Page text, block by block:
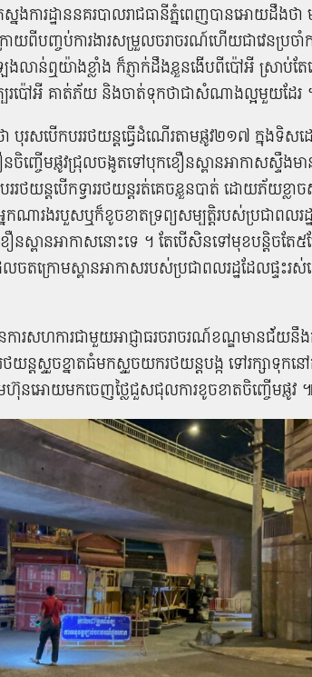
ស្នងការដ្ឋាន​នគរបាល​រាជធានី​ភ្នំពេញ​បានអោយ​ដឹង​ថ
យ​ពី​បញ្ចប់​ការងារ​សម្រួល​ចរាចរណ៍​ហើយ​ជា​វេន​ប្រចាំ
ន់ឮយ៉ាង​ខ្លាំង​ ក៏​ភ្ញាក់​ដឹងខ្លួន​ងើប​ពី​ប៉ៅ​អី​ ស្រាប់ត
រ​ប៉ៅ​អី​ គាត់​ភ័យ និងចាត់ទុកថា​ជា​សំណាងល្អមួយ​​ដែរ
បុរស​បើកបរ​រថយន្ត​ធ្វើ​ដំណើរ​តាម​ផ្លូវ​២១៧ ​ក្នុង​ទិស​
ចិញ្ចើម​ផ្លូវ​ជ្រុល​ចង្កូត​ទៅ​បុក​ខឿន​ស្ពាន​អាកាស​ស្ទឹង​
រ​រថយន្ត​បើកទ្វារ​រថយន្ត​រត់គេច​ខ្លួន​បាត់ ដោយ​​ភ័យ​ខ្លា
នក​ណា​រង​របួស​ឬ​ក៏​ខូចខាត​ទ្រព្យសម្បត្តិ​របស់​ប្រជាពលរដ្
ឿន​ស្ពាន​អាកាស​នោះ​ទេ ។ តែបើ​សិន​ទៅ​មុខ​បន្តិច​តែ​
ចត​ក្រោម​ស្ពាន​អាកាស​របស់​ប្រជាពលរដ្ឋ​ដែល​ផ្ទះ​រស់ន
ារ​សហការ​ជាមួយ​អាជ្ញាធរ​ចរាចរណ៍​ខណ្ឌមានជ័យ​នឹ
ថយន្ត​ស្ទួ​ច​ខ្នាត​ធំ​មក​ស្ទួ​ច​យក​រថយន្ត​បង្ក​ ទៅ​រក្សា​ទុក​
រុមហ៊ុន​អោយមក​ចេញថ្លៃ​ជួសជុល​ការ​ខូចខាត​ចិញ្ចើម​ផ្លូវ ៕